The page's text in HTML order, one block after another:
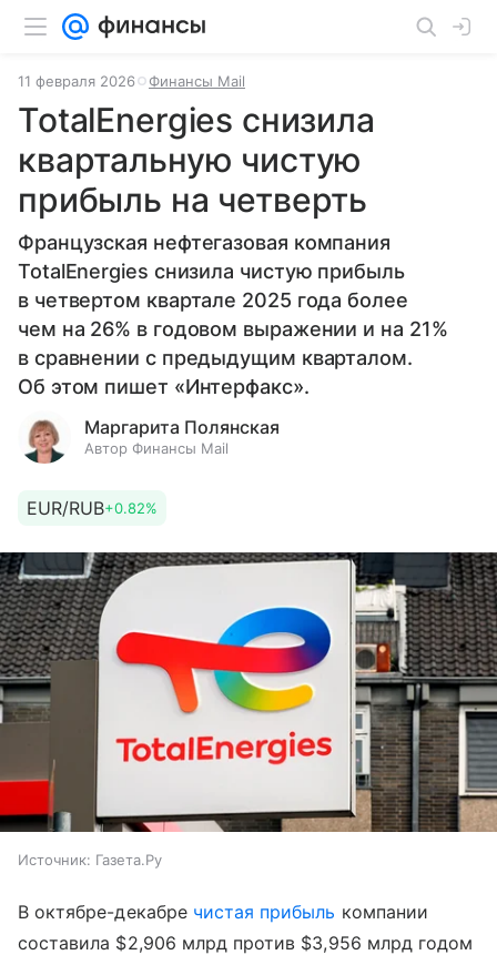
11 февраля 2026 Финансы Mail
TotalEnergies снизила
квартальную чистую
прибыль на четверть
Французская нефтегазовая компания
TotalEnergies снизила чистую прибыль
в четвертом квартале 2025 года более
чем на 26% в годовом выражении и на 21%
в сравнении с предыдущим кварталом.
Об этом пишет «Интерфакс».
Маргарита Полянская
Автор Финансы Mail
EUR/RUB+0.82%
Источник: Газета.Ру
В октябре-декабре чистая прибыль компании
составила $2,906 млрд против $3,956 млрд годом